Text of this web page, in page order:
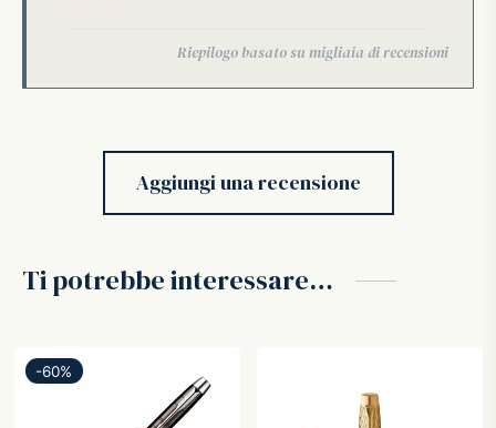
Aggiungi una recensione
Ti potrebbe interessare…
-60%